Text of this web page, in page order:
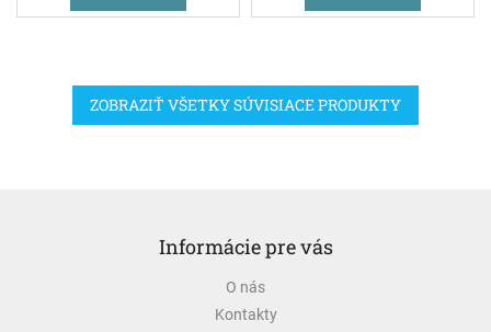
ZOBRAZIŤ VŠETKY SÚVISIACE PRODUKTY
Informácie pre vás
O nás
Kontakty